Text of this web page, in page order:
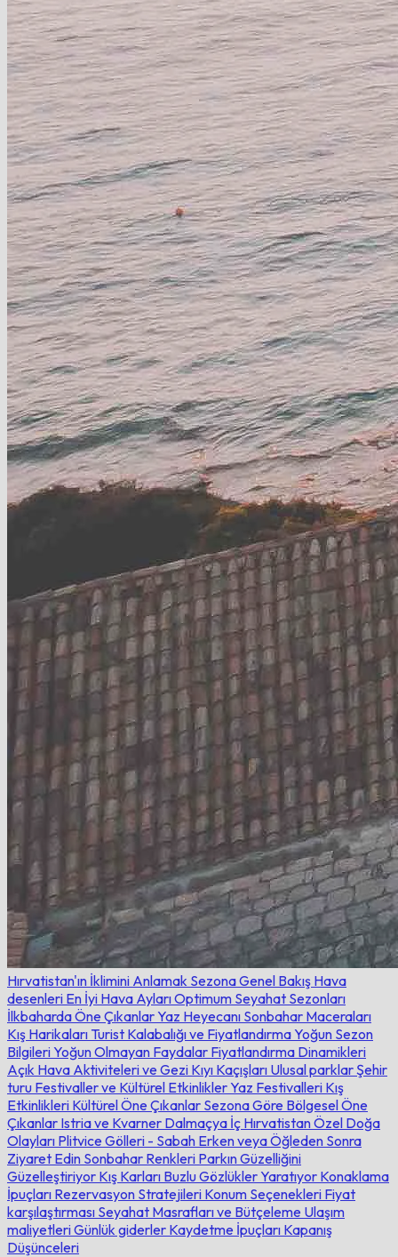
Hırvatistan'ın İklimini Anlamak Sezona Genel Bakış Hava
desenleri En İyi Hava AylarıOptimum Seyahat Sezonları
İlkbaharda Öne ÇıkanlarYaz Heyecanı Sonbahar Maceraları
Kış Harikaları Turist Kalabalığı ve FiyatlandırmaYoğun Sezon
BilgileriYoğun Olmayan Faydalar Fiyatlandırma Dinamikleri
Açık Hava Aktiviteleri ve Gezi Kıyı Kaçışları Ulusal parklarŞehir
turu Festivaller ve Kültürel EtkinliklerYaz Festivalleri Kış
Etkinlikleri Kültürel Öne Çıkanlar Sezona Göre Bölgesel Öne
Çıkanlar Istria ve Kvarner Dalmaçya İç HırvatistanÖzel Doğa
Olayları Plitvice Gölleri - Sabah Erken veya Öğleden Sonra
Ziyaret Edin Sonbahar Renkleri Parkın Güzelliğini
Güzelleştiriyor Kış Karları Buzlu Gözlükler Yaratıyor Konaklama
İpuçları Rezervasyon Stratejileri Konum Seçenekleri Fiyat
karşılaştırması Seyahat Masrafları ve Bütçeleme Ulaşım
maliyetleriGünlük giderler Kaydetme İpuçları Kapanış
Düşünceleri